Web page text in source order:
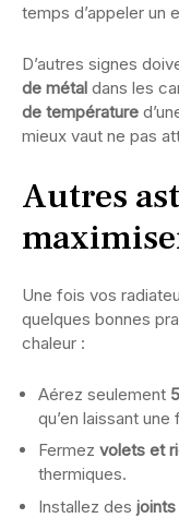
temps d’appeler un
D’autres signes
de métal dans les
de température
mieux vaut ne pas
Autres
Une fois vos
quelques bonnes
chaleur :
Aérez seulement
qu’en laissant
Fermez volets et
thermiques.
Installez des